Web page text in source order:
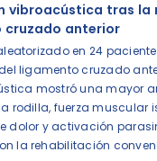
vibroacústica tras la
cruzado anterior
en 24
ligamento cruzado
mostró una mayor
rodilla, fuerza muscular
dolor y activación
la rehabilitación